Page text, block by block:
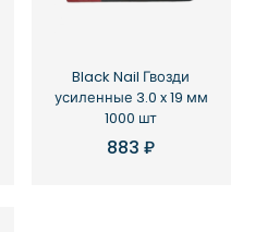
Black Nail Гвозди
усиленные 3.0 x 19 мм
1000 шт
883₽